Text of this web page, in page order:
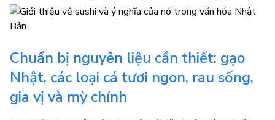
Chuẩn bị nguyên liệu cần thiết: gạo
Nhật, các loại cá tươi ngon, rau sống,
gia vị và mỳ chính